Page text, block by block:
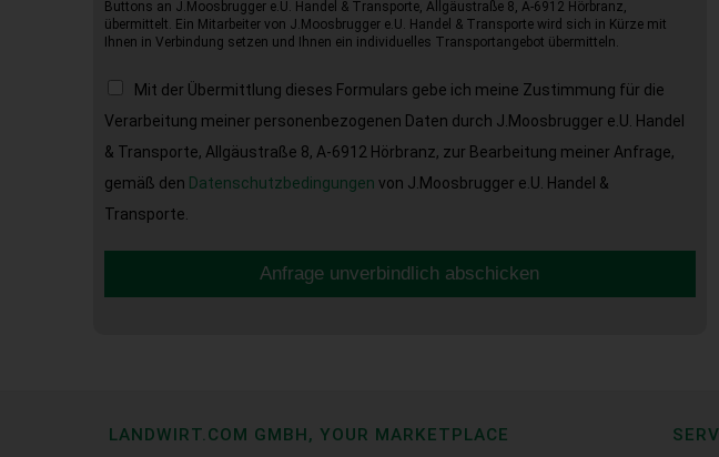
Buttons an J.Moosbrugger e.U. Handel & Transporte, Allgäustraße 8, A-6912 Hörbranz,
übermittelt. Ein Mitarbeiter von J.Moosbrugger e.U. Handel & Transporte wird sich in Kürze mit
Ihnen in Verbindung setzen und Ihnen ein individuelles Transportangebot übermitteln.
Mit der Übermittlung dieses Formulars gebe ich meine Zustimmung für die
Verarbeitung meiner personenbezogenen Daten durch J.Moosbrugger e.U. Handel
& Transporte, Allgäustraße 8, A-6912 Hörbranz, zur Bearbeitung meiner Anfrage,
gemäß den Datenschutzbedingungen von J.Moosbrugger e.U. Handel &
Transporte.
Anfrage unverbindlich abschicken
LANDWIRT.COM GMBH, YOUR MARKETPLACE